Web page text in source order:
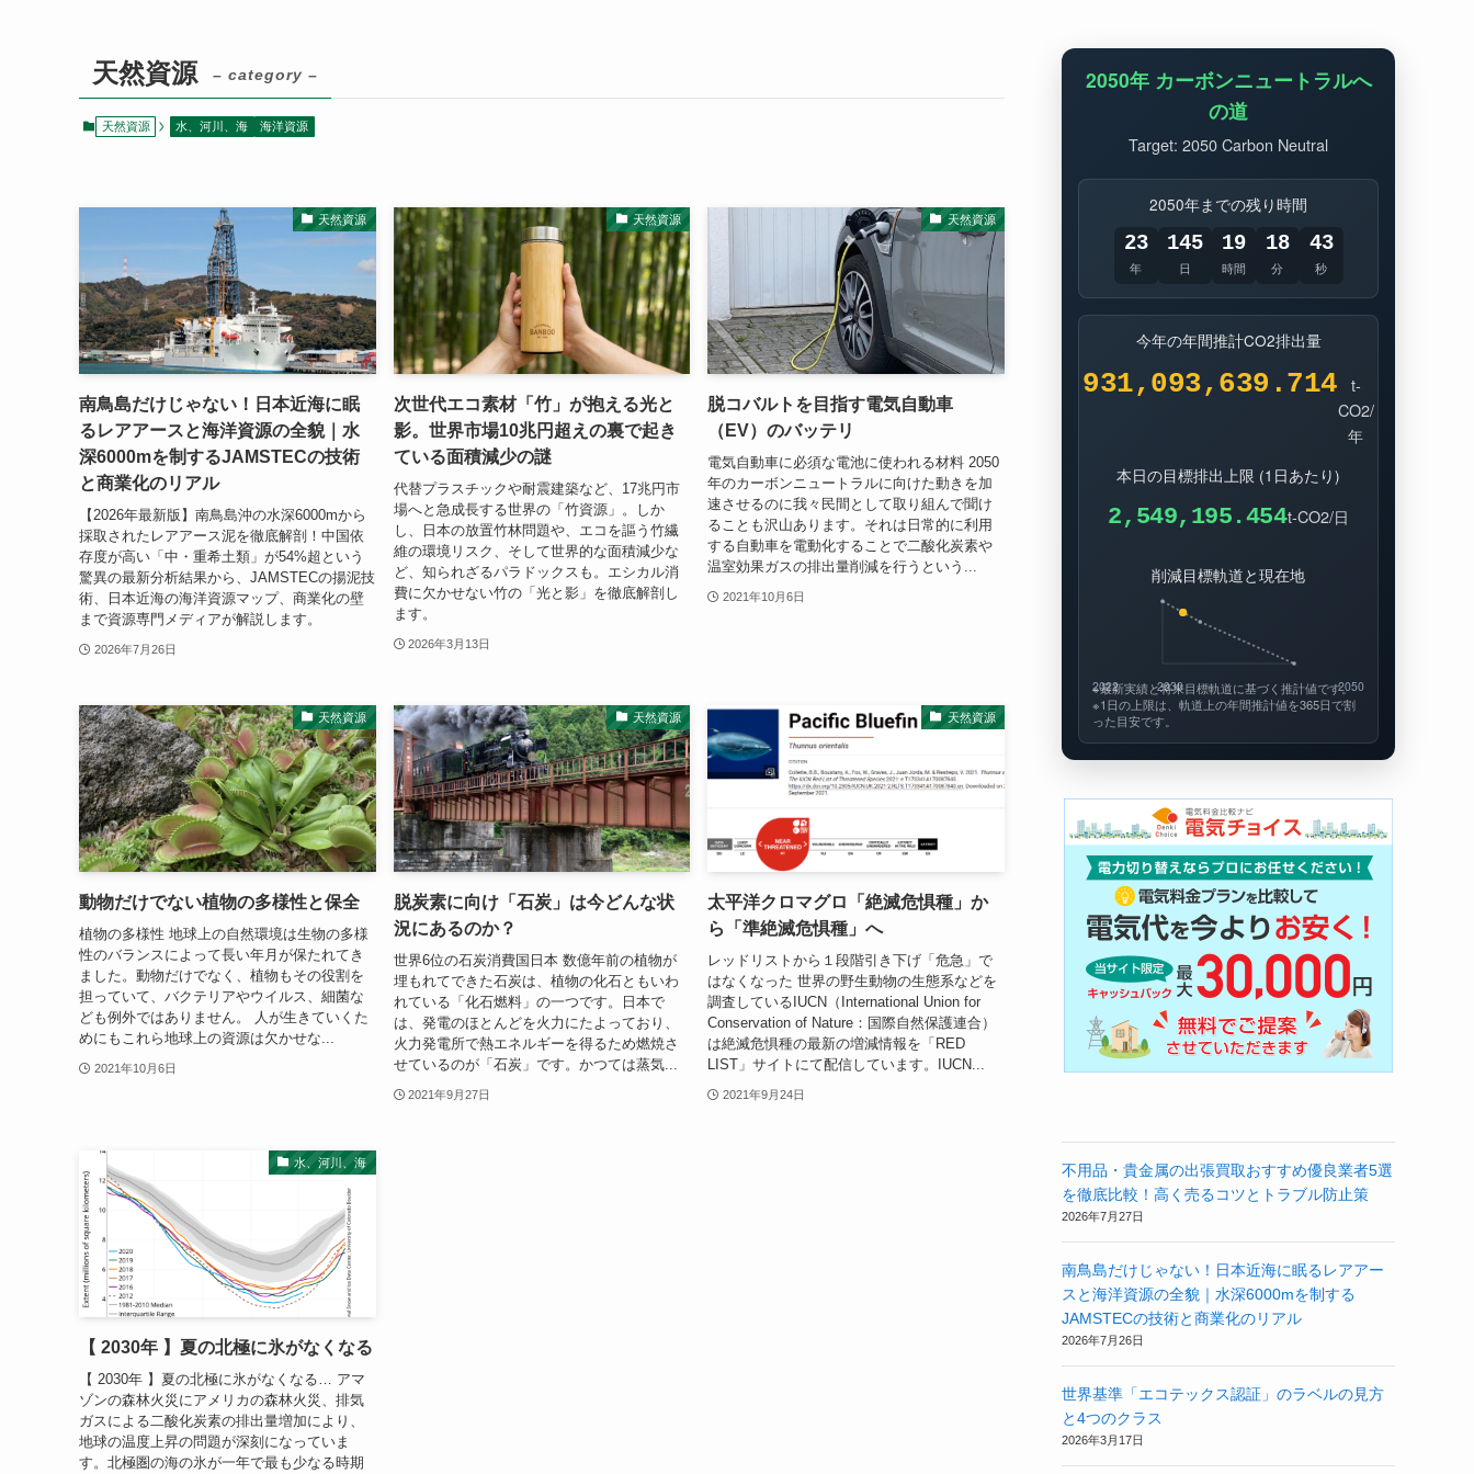
天然資源 – category –
天然資源 水、河川、海 海洋資源
天然資源
南鳥島だけじゃない！日本近海に眠
るレアアースと海洋資源の全貌｜水
深6000mを制するJAMSTECの技術
と商業化のリアル
【2026年最新版】南鳥島沖の水深6000mから
採取されたレアアース泥を徹底解剖！中国依
存度が高い「中・重希土類」が54%超という
驚異の最新分析結果から、JAMSTECの揚泥技
術、日本近海の海洋資源マップ、商業化の壁
まで資源専門メディアが解説します。
2026年7月26日
天然資源
次世代エコ素材「竹」が抱える光と
影。世界市場10兆円超えの裏で起き
ている面積減少の謎
代替プラスチックや耐震建築など、17兆円市
場へと急成長する世界の「竹資源」。しか
し、日本の放置竹林問題や、エコを謳う竹繊
維の環境リスク、そして世界的な面積減少な
ど、知られざるパラドックスも。エシカル消
費に欠かせない竹の「光と影」を徹底解剖し
ます。
2026年3月13日
天然資源
脱コバルトを目指す電気自動車
（EV）のバッテリ
電気自動車に必須な電池に使われる材料 2050
年のカーボンニュートラルに向けた動きを加
速させるのに我々民間として取り組んで聞け
ることも沢山あります。それは日常的に利用
する自動車を電動化することで二酸化炭素や
温室効果ガスの排出量削減を行うという...
2021年10月6日
天然資源
動物だけでない植物の多様性と保全
植物の多様性 地球上の自然環境は生物の多様
性のバランスによって長い年月が保たれてき
ました。動物だけでなく、植物もその役割を
担っていて、バクテリアやウイルス、細菌な
ども例外ではありません。 人が生きていくた
めにもこれら地球上の資源は欠かせな...
2021年10月6日
天然資源
脱炭素に向け「石炭」は今どんな状
況にあるのか？
世界6位の石炭消費国日本 数億年前の植物が
埋もれてできた石炭は、植物の化石ともいわ
れている「化石燃料」の一つです。日本で
は、発電のほとんどを火力にたよっており、
火力発電所で熱エネルギーを得るため燃焼さ
せているのが「石炭」です。かつては蒸気...
2021年9月27日
天然資源
太平洋クロマグロ「絶滅危惧種」か
ら「準絶滅危惧種」へ
レッドリストから１段階引き下げ「危急」で
はなくなった 世界の野生動物の生態系などを
調査しているIUCN（International Union for
Conservation of Nature：国際自然保護連合）
は絶滅危惧種の最新の増減情報を「RED
LIST」サイトにて配信しています。IUCN...
2021年9月24日
水、河川、海
【 2030年 】夏の北極に氷がなくなる
【 2030年 】夏の北極に氷がなくなる… アマ
ゾンの森林火災にアメリカの森林火災、排気
ガスによる二酸化炭素の排出量増加により、
地球の温度上昇の問題が深刻になっていま
す。北極圏の海の氷が一年で最も少なる時期
2050年 カーボンニュートラルへ
の道
Target: 2050 Carbon Neutral
2050年までの残り時間
23
年
145
日
19
時間
18
分
43
秒
今年の年間推計CO2排出量
931,093,638.526
t-
CO2/
年
本日の目標排出上限 (1日あたり)
2,549,195.451t-CO2/日
削減目標軌道と現在地
2022 2030 2050
※最新実績と将来目標軌道に基づく推計値です。
※1日の上限は、軌道上の年間推計値を365日で割
った目安です。
不用品・貴金属の出張買取おすすめ優良業者5選
を徹底比較！高く売るコツとトラブル防止策
2026年7月27日
南鳥島だけじゃない！日本近海に眠るレアアー
スと海洋資源の全貌｜水深6000mを制する
JAMSTECの技術と商業化のリアル
2026年7月26日
世界基準「エコテックス認証」のラベルの見方
と4つのクラス
2026年3月17日